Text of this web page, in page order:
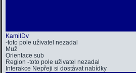
KamilDv
-toto pole uživatel nezadal
Muž
Orientace sub
Region -toto pole uživatel nezadal
Interakce Nepřeji si dostávat nabídky